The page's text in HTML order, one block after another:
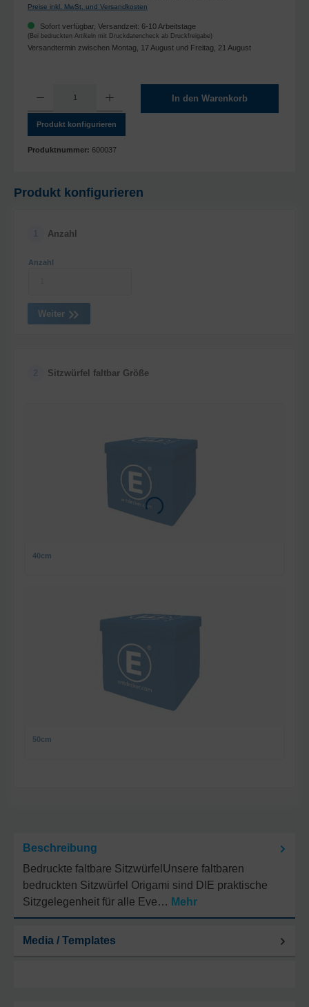
Preise inkl. MwSt. und Versandkosten
Sofort verfügbar, Versandzeit: 6-10 Arbeitstage
(Bei bedruckten Artikeln mit Druckdatencheck ab Druckfreigabe)
Versandtermin zwischen Montag, 17 August und Freitag, 21 August
In den Warenkorb
Produkt konfigurieren
Produktnummer: 600037
Produkt konfigurieren
Anzahl
Anzahl
Weiter
Sitzwürfel faltbar Größe
40cm
50cm
Loading...
Beschreibung
Bedruckte faltbare SitzwürfelUnsere faltbaren
bedruckten Sitzwürfel Origami sind DIE praktische
Sitzgelegenheit für alle Eve… Mehr
Media / Templates